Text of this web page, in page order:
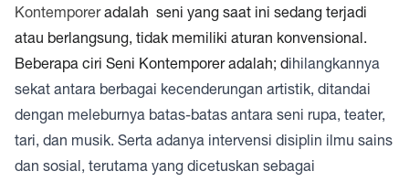
Kontemporeradalah seni yang saat ini sedang terjadi
atau berlangsung, tidak memiliki aturan konvensional.
Beberapa ciri Seni Kontemporer adalah; dihilangkannya
sekat antara berbagai kecenderungan artistik, ditandai
dengan meleburnya batas-batas antara seni rupa, teater,
tari, dan musik. Serta adanya intervensi disiplin ilmu sains
dan sosial, terutama yang dicetuskan sebagai